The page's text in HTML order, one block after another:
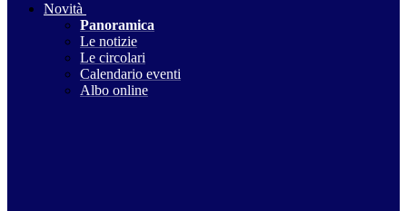
Novità
Panoramica
Le notizie
Le circolari
Calendario eventi
Albo online